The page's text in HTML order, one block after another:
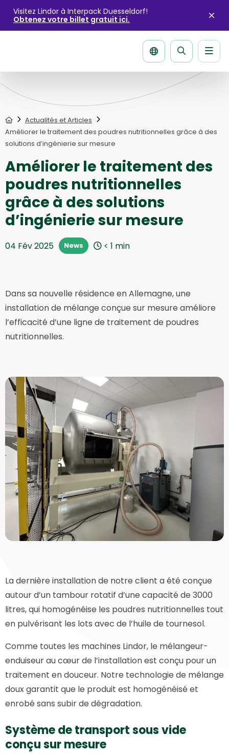
Visitez Lindor à Interpack Duesseldorf!
Obtenez votre billet gratuit ici.
La
de
HomeActualités et Articles
Améliorer le traitement des poudres nutritionnelles grâce à des
solutions d’ingénierie sur mesure
Améliorer le traitement des
poudres nutritionnelles
grâce à des solutions
d’ingénierie sur mesure
04 Fév 2025 News < 1 min
Dans sa nouvelle résidence en Allemagne, une
installation de mélange conçue sur mesure améliore
l’efficacité d’une ligne de traitement de poudres
nutritionnelles.
La dernière installation de notre client a été conçue
autour d’un tambour rotatif d’une capacité de 3000
litres, qui homogénéise les poudres nutritionnelles tout
en pulvérisant les lots avec de l’huile de tournesol.
Comme toutes les machines Lindor, le mélangeur-
enduiseur au cœur de l’installation est conçu pour un
traitement en douceur. Notre technologie de mélange
doux garantit que le produit est homogénéisé et
enrobé sans subir de dégradation.
Système de transport sous vide
conçu sur mesure